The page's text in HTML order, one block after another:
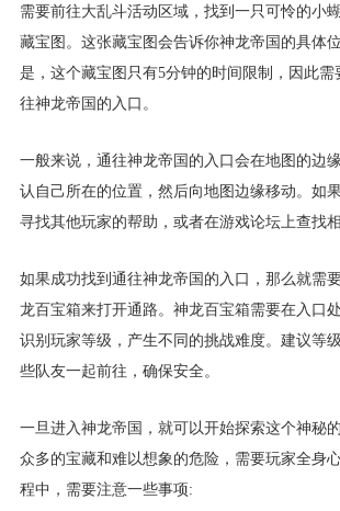
需要前往大乱斗活动区域，找到一只可怜的小
藏宝图。这张藏宝图会告诉你神龙帝国的具体
是，这个藏宝图只有5分钟的时间限制，因此需
往神龙帝国的入口。
一般来说，通往神龙帝国的入口会在地图的边
认自己所在的位置，然后向地图边缘移动。如
寻找其他玩家的帮助，或者在游戏论坛上查找相
如果成功找到通往神龙帝国的入口，那么就需
龙百宝箱来打开通路。神龙百宝箱需要在入口
识别玩家等级，产生不同的挑战难度。建议等
些队友一起前往，确保安全。
一旦进入神龙帝国，就可以开始探索这个神秘
众多的宝藏和难以想象的危险，需要玩家全身
程中，需要注意一些事项: